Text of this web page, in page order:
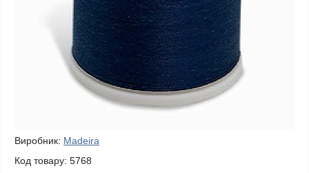
Виробник: Madeira
Код товару: 5768